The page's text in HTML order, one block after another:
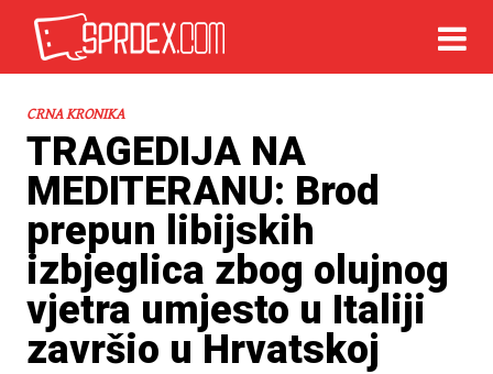
CRNA KRONIKA
TRAGEDIJA NA
MEDITERANU: Brod
prepun libijskih
izbjeglica zbog olujnog
vjetra umjesto u Italiji
završio u Hrvatskoj